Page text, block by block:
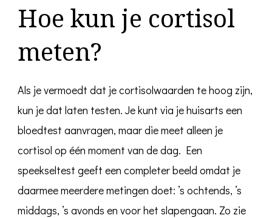
Hoe kun je cortisol
meten?
Als je vermoedt dat je cortisolwaarden te hoog zijn,
kun je dat laten testen. Je kunt via je huisarts een
bloedtest aanvragen, maar die meet alleen je
cortisol op één moment van de dag. Een
speekseltest geeft een completer beeld omdat je
daarmee meerdere metingen doet: ’s ochtends, ’s
middags, ’s avonds en voor het slapengaan. Zo zie